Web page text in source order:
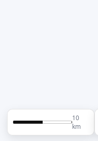
10
km